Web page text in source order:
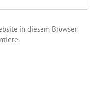
in diesem Browser